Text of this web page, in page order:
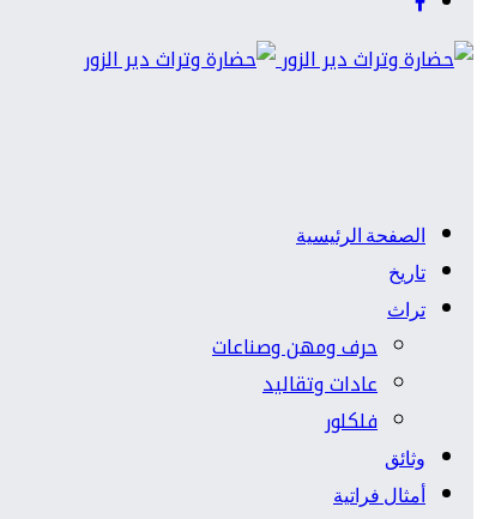
الصفحة الرئيسية
تاريخ
تراث
حرف ومهن وصناعات
عادات وتقاليد
فلكلور
وثائق
أمثال فراتية